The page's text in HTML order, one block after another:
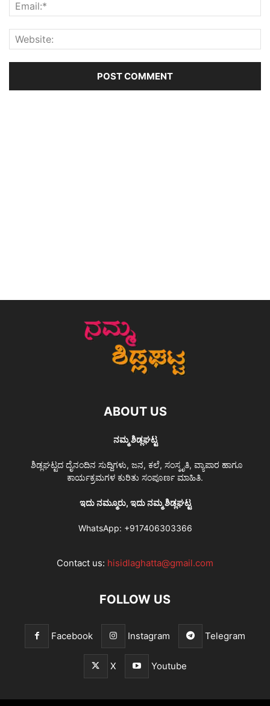
ABOUT US
ನಮ್ಮ ಶಿಡ್ಲಘಟ್ಟ
ಶಿಡ್ಲಘಟ್ಟದ ದೈನಂದಿನ ಸುದ್ದಿಗಳು, ಜನ, ಕಲೆ, ಸಂಸ್ಕೃತಿ, ವ್ಯಾಪಾರ ಹಾಗೂ
ಕಾರ್ಯಕ್ರಮಗಳ ಕುರಿತು ಸಂಪೂರ್ಣ ಮಾಹಿತಿ.
ಇದು ನಮ್ಮೂರು, ಇದು ನಮ್ಮ ಶಿಡ್ಲಘಟ್ಟ
WhatsApp: +917406303366
Contact us: hisidlaghatta@gmail.com
FOLLOW US
Facebook Instagram Telegram
X Youtube